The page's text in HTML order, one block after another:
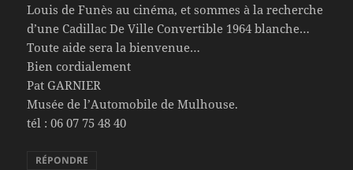
Louis de Funès au cinéma, et sommes à la recherche
d’une Cadillac De Ville Convertible 1964 blanche…
Toute aide sera la bienvenue…
Bien cordialement
Pat GARNIER
Musée de l’Automobile de Mulhouse.
tél : 06 07 75 48 40
RÉPONDRE